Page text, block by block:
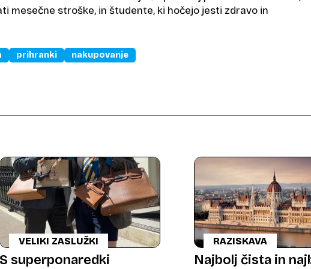
mesečne stroške, in študente, ki hočejo jesti zdravo in
prihranki nakupovanje
VELIKI ZASLUŽKI
S superponaredki
RAZISKAVA
Najbolj čista in